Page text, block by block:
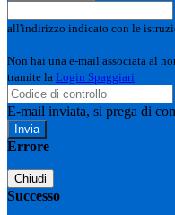
all'indirizzo indicato con le
Non hai una e-mail associata al
tramite la Login Spaggiari
E-mail inviata, si prega di
Errore
Chiudi
Successo